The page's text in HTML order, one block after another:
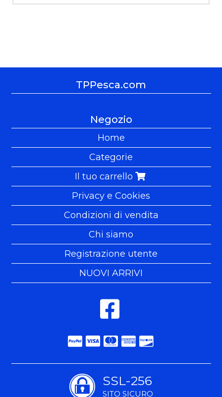
TPPesca.com
Negozio
Home
Categorie
Il tuo carrello
Privacy e Cookies
Condizioni di vendita
Chi siamo
Registrazione utente
NUOVI ARRIVI
SSL-256
SITO SICURO